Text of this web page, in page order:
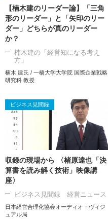
【楠木建のリーダー論】「三角
形のリーダー」と「矢印のリー
ダー」どちらが真のリーダー
か？
楠木建の「経営知になる考え
方」
楠木 建氏 / 一橋大学大学院 国際企業戦略
研究科 教授
ビジネス見聞録
収録の現場から 〈楮原達也「決
算書を読み解く技術」映像講
座〉
ビジネス見聞録 経営ニュース
日本経営合理化協会オーディオ・ヴィジ
ュアル局